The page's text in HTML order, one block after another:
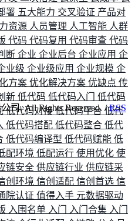
署 五大能力 交叉验证 产品对
资源 人员管理 人工智能 人群
代码 代码复用 代码审查 代码
断 企业 企业后台 企业应用 企
业级 企业级应用 企业规模 企
方案 优化解决方案 优缺点 传
新 低代码 低代码入门 低代码
低代码对接低代码平台 低代
低代码搭配 低代码整合 低代
低代码编译型 低代码赋能 低
配环境 低配运行 使用优化 使
链安全 供应链行业 供应链采
创环境 信创适配 信创首选 信
院认证 值得入手 元数据驱动
入围名单 入门 入门合集 入门
司. All Rights Reserved. /RSS